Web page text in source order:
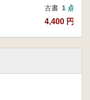
古書 1 点
4,400 円